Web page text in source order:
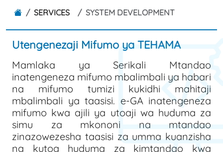
SERVICES SYSTEM DEVELOPMENT
Utengenezaji Mifumo ya TEHAMA
Mamlaka ya Serikali Mtandao
inatengeneza mifumo mbalimbali ya habari
na mifumo tumizi kukidhi mahitaji
mbalimbali ya taasisi. e-GA inatengeneza
mifumo kwa ajili ya utoaji wa huduma za
simu za mkononi na mtandao
zinazowezesha taasisi za umma kuanzisha
na kutoa huduma za kimtandao kwa